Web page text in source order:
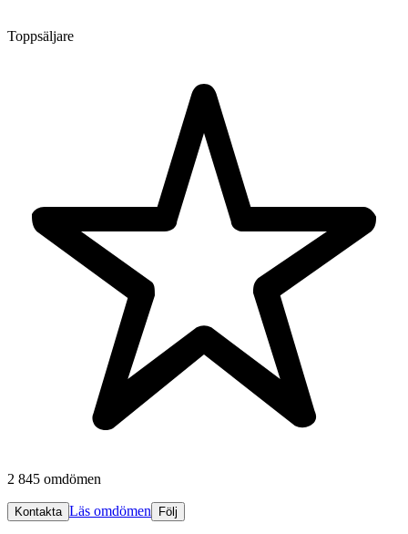
Toppsäljare
2 845 omdömen
Kontakta Läs omdömen Följ